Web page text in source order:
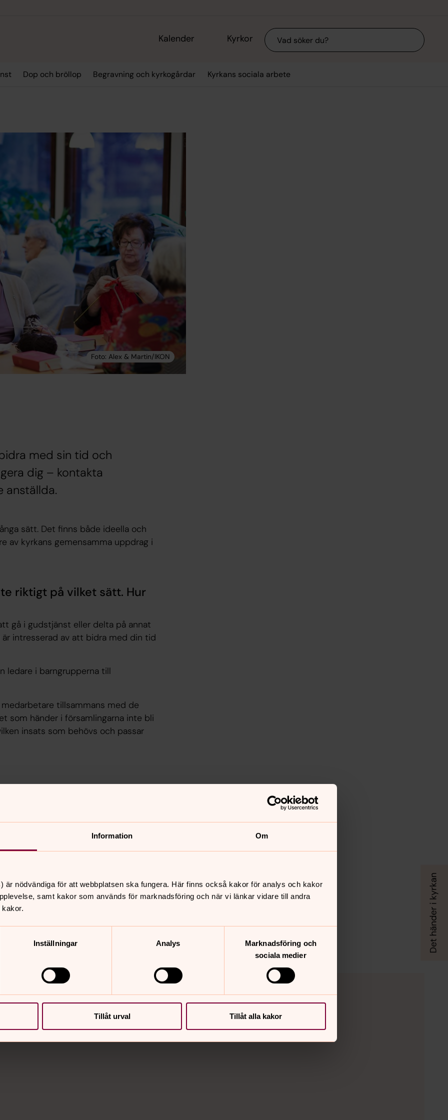
Information Om
är nödvändiga för att webbplatsen ska fungera. Här finns också kakor för analys och kakor
samt kakor som används för marknadsföring och när vi länkar vidare till andra
Inställningar Analys
Marknadsföring och
sociala medier
Tillåt urval Tillåt alla kakor
Kalender Kyrkor Sök
Dop och bröllop Begravning och kyrkogårdar Kyrkans sociala arbete
med sin tid och
dig – kontakta
anställda.
sätt. Det finns både ideella och
av kyrkans gemensamma uppdrag i
riktigt på vilket sätt. Hur
gå i gudstjänst eller delta på annat
intresserad av att bidra med din tid
ledare i barngrupperna till
tillsammans med de
som händer i församlingarna inte bli
insats som behövs och passar
med att till exempel hälsa
Skara stift är en av huvudmännen.
för att tillsammans skapa delaktighet
post till pastoratets anställda.